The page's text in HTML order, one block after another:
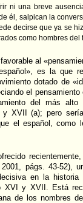
ni una breve
él, salpican la
decirse que ya se
como hombres del
al
es la que
dotado de
el
del más
XVII (a); pero
el español, como
págs. 43-52),
en la historia
XVI y XVII. Está
de los nombres